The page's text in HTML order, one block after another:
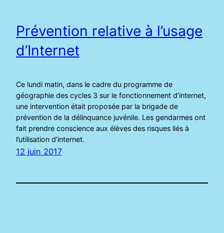
Prévention relative à l’usage
d’Internet
Ce lundi matin, dans le cadre du programme de
géographie des cycles 3 sur le fonctionnement d’internet,
une intervention était proposée par la brigade de
prévention de la délinquance juvénile. Les gendarmes ont
fait prendre conscience aux élèves des risques liés à
l’utilisation d’internet.
12 juin 2017